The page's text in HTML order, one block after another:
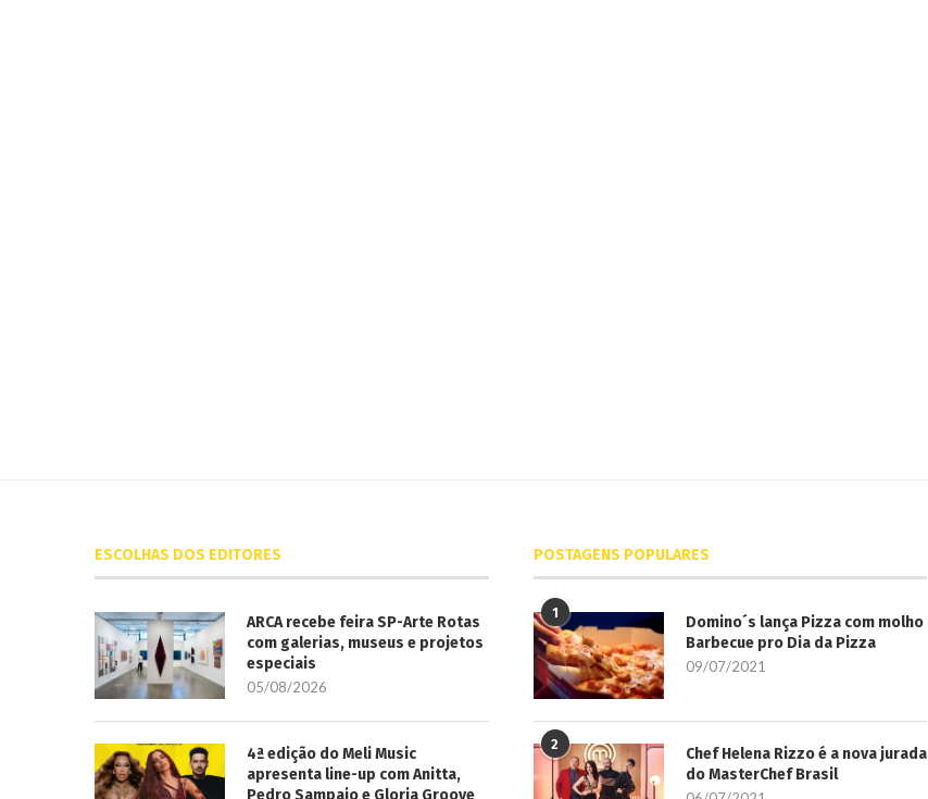
ESCOLHAS DOS EDITORES
ARCA recebe feira SP-Arte Rotas
com galerias, museus e projetos
especiais
05/08/2026
4ª edição do Meli Music
apresenta line-up com Anitta,
Pedro Sampaio e Gloria Groove
POSTAGENS POPULARES
1
Domino´s lança Pizza com molho
Barbecue pro Dia da Pizza
09/07/2021
2
Chef Helena Rizzo é a nova jurada
do MasterChef Brasil